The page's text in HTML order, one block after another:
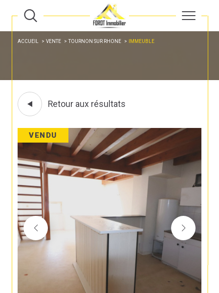
ACCUEIL VENTE TOURNON SUR RHONE IMMEUBLE
Retour aux résultats
VENDU